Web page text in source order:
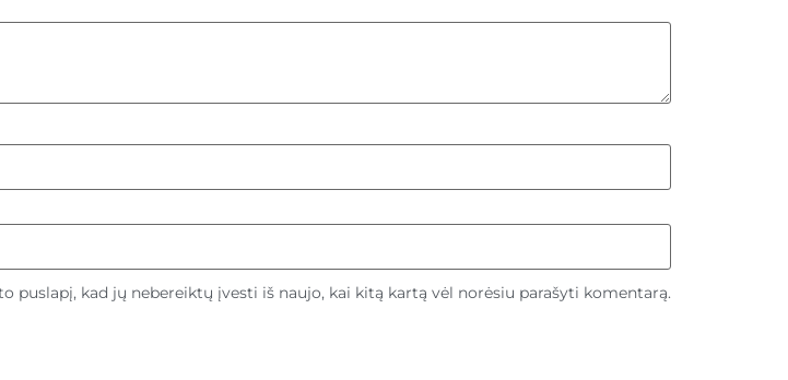
puslapį, kad jų nebereiktų įvesti iš naujo, kai kitą kartą vėl norėsiu parašyti komentarą.